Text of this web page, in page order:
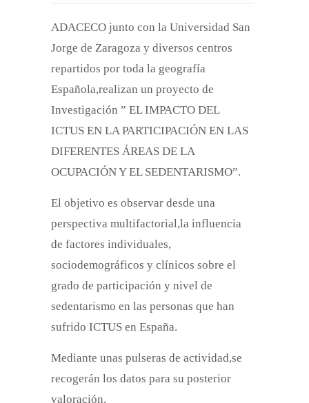
ADACECO junto con la Universidad San
Jorge de Zaragoza y diversos centros
repartidos por toda la geografía
Española,realizan un proyecto de
Investigación ” EL IMPACTO DEL
ICTUS EN LA PARTICIPACIÓN EN LAS
DIFERENTES ÁREAS DE LA
OCUPACIÓN Y EL SEDENTARISMO”.
El objetivo es observar desde una
perspectiva multifactorial,la influencia
de factores individuales,
sociodemográficos y clínicos sobre el
grado de participación y nivel de
sedentarismo en las personas que han
sufrido ICTUS en España.
Mediante unas pulseras de actividad,se
recogerán los datos para su posterior
valoración.